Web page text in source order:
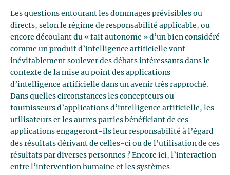
Les questions entourant les dommages prévisibles ou
directs, selon le régime de responsabilité applicable, ou
encore découlant du « fait autonome » d’un bien considéré
comme un produit d’intelligence artificielle vont
inévitablement soulever des débats intéressants dans le
contexte de la mise au point des applications
d’intelligence artificielle dans un avenir très rapproché.
Dans quelles circonstances les concepteurs ou
fournisseurs d’applications d’intelligence artificielle, les
utilisateurs et les autres parties bénéficiant de ces
applications engageront-ils leur responsabilité à l’égard
des résultats dérivant de celles-ci ou de l’utilisation de ces
résultats par diverses personnes ? Encore ici, l’interaction
entre l’intervention humaine et les systèmes